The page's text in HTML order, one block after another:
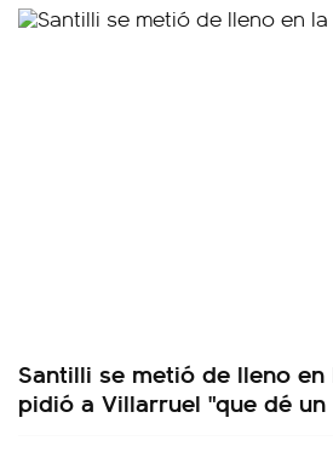
Santilli se metió de lleno
pidió a Villarruel "que dé